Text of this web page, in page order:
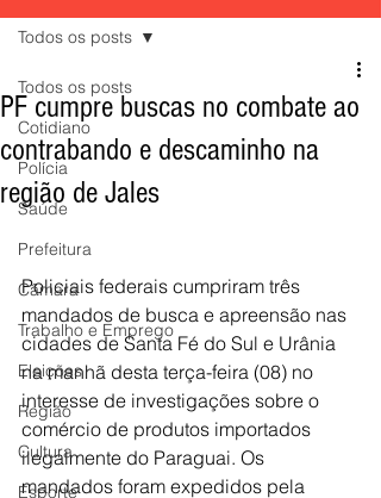
Todos os posts
Cotidiano
Polícia
Saúde
Prefeitura
Câmara
Trabalho e Emprego
Eleições
Região
Cultura
Esporte
Todos os posts
PF cumpre buscas no combate ao
contrabando e descaminho na
região de Jales
Policiais federais cumpriram três
mandados de busca e apreensão nas
cidades de Santa Fé do Sul e Urânia
na manhã desta terça-feira (08) no
interesse de investigações sobre o
comércio de produtos importados
ilegalmente do Paraguai. Os
mandados foram expedidos pela